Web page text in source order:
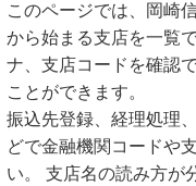
このページでは、岡崎
から始まる支店を一覧
ナ、支店コードを確認
ことができます。
振込先登録、経理処理
どで金融機関コードや
い。 支店名の読み方が